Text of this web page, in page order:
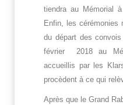
tiendra au Mémorial
Enfin, les cérémonies
du départ des convois
février 2018 au
accueillis par les
procèdent à ce qui
Après que le Grand